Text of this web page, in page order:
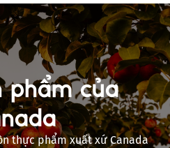
phẩm của
thực phẩm xuất xứ Canada